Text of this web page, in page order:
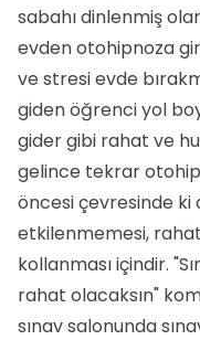
sabahı dinlenmiş
evden otohipnoza
ve stresi evde
giden öğrenci yol
gider gibi rahat ve
gelince tekrar
öncesi çevresinde
etkilenmemesi,
kollanması içindir.
rahat olacaksın"
sınav salonunda